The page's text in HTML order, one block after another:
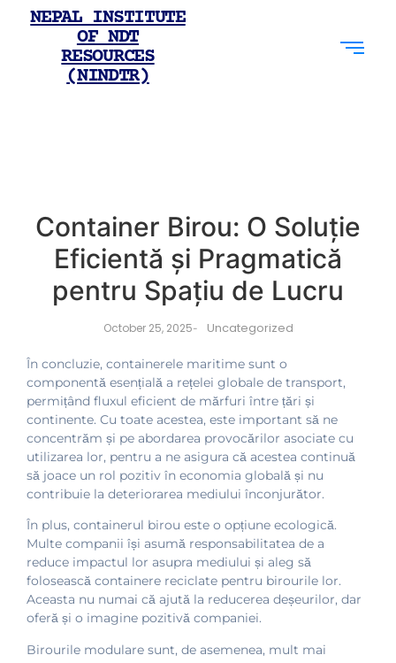
NEPAL INSTITUTE
OF NDT
RESOURCES
(NINDTR)
Container Birou: O Soluție
Eficientă și Pragmatică
pentru Spațiu de Lucru
October 25, 2025- Uncategorized
În concluzie, containerele maritime sunt o
componentă esențială a rețelei globale de transport,
permițând fluxul eficient de mărfuri între țări și
continente. Cu toate acestea, este important să ne
concentrăm și pe abordarea provocărilor asociate cu
utilizarea lor, pentru a ne asigura că acestea continuă
să joace un rol pozitiv în economia globală și nu
contribuie la deteriorarea mediului înconjurător.
În plus, containerul birou este o opțiune ecologică.
Multe companii își asumă responsabilitatea de a
reduce impactul lor asupra mediului și aleg să
folosească containere reciclate pentru birourile lor.
Aceasta nu numai că ajută la reducerea deșeurilor, dar
oferă și o imagine pozitivă companiei.
Birourile modulare sunt, de asemenea, mult mai